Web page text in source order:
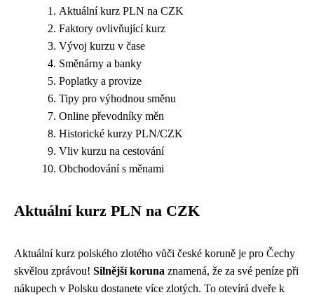
Aktuální kurz PLN na CZK
Faktory ovlivňující kurz
Vývoj kurzu v čase
Směnárny a banky
Poplatky a provize
Tipy pro výhodnou směnu
Online převodníky měn
Historické kurzy PLN/CZK
Vliv kurzu na cestování
Obchodování s měnami
Aktuální kurz PLN na CZK
Aktuální kurz polského zlotého vůči české koruně je pro Čechy
skvělou zprávou! Silnější koruna znamená, že za své peníze při
nákupech v Polsku dostanete více zlotých. To otevírá dveře k